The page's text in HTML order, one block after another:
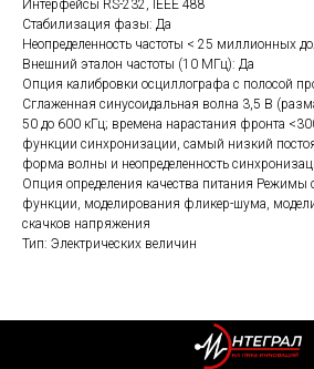
Интерфейсы RS-232, IEEE 488
Стабилизация фазы: Да
Неопределенность частоты < 25 миллионных
Внешний эталон частоты (10 МГц): Да
Опция калибровки осциллографа с полосой
Сглаженная синусоидальная волна 3,5 В
50 до 600 кГц; времена нарастания фронта
функции синхронизации, самый низкий
форма волны и неопределенность
Опция определения качества питания Режимы
функции, моделирования фликер-шума,
скачков напряжения
Тип: Электрических величин